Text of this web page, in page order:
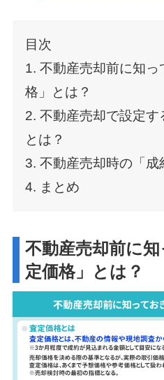
目次
1. 不動産売却前に知
格」とは？
2. 不動産売却で設定す
とは？
3. 不動産売却時の「成
4. まとめ
不動産売却前に
定価格」とは？